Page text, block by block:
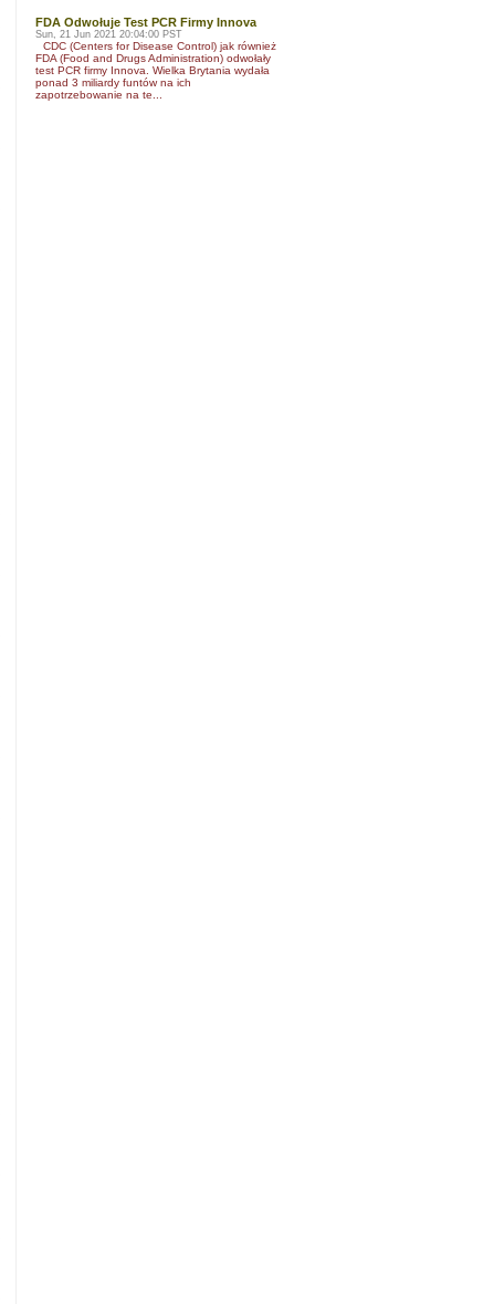
FDA Odwołuje Test PCR Firmy Innova
Sun, 21 Jun 2021 20:04:00 PST
CDC (Centers for Disease Control) jak również
FDA (Food and Drugs Administration) odwołały
test PCR firmy Innova. Wielka Brytania wydała
ponad 3 miliardy funtów na ich
zapotrzebowanie na te...